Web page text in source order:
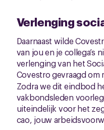
Verlenging
Daarnaast wilde
van jou en je collega’s
verlenging van het
Covestro gevraagd om
Zodra we dit eindbod
vakbondsleden
uiteindelijk voor het
cao, jouw